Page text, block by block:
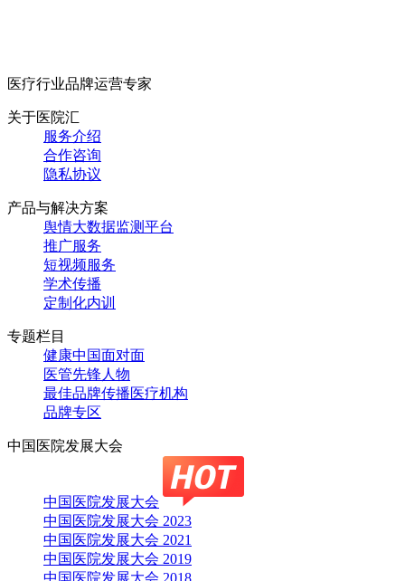
医疗行业品牌运营专家
关于医院汇
服务介绍
合作咨询
隐私协议
产品与解决方案
舆情大数据监测平台
推广服务
短视频服务
学术传播
定制化内训
专题栏目
健康中国面对面
医管先锋人物
最佳品牌传播医疗机构
品牌专区
中国医院发展大会
中国医院发展大会
中国医院发展大会 2023
中国医院发展大会 2021
中国医院发展大会 2019
中国医院发展大会 2018